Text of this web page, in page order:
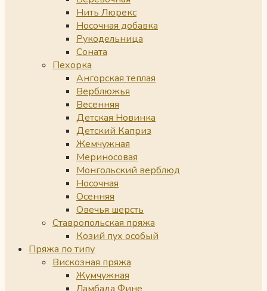
Нить Люрекс
Носочная добавка
Рукодельница
Соната
Пехорка
Ангорская теплая
Верблюжья
Весенняя
Детская Новинка
Детский Каприз
Жемчужная
Мериносовая
Монгольский верблюд
Носочная
Осенняя
Овечья шерсть
Ставропольская пряжа
Козий пух особый
Пряжа по типу
Вискозная пряжа
Жумчужная